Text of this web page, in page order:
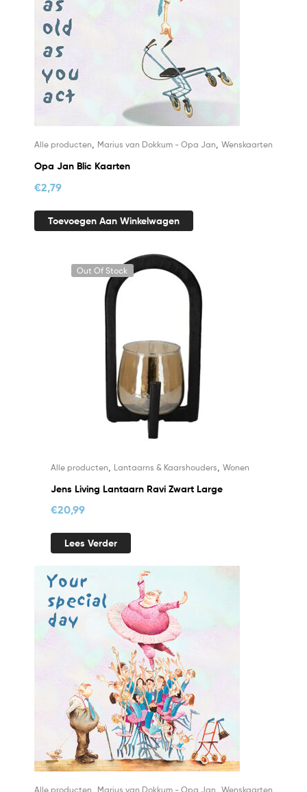
Alle producten, Marius van Dokkum - Opa Jan, Wenskaarten
Opa Jan Blic Kaarten
€2,79
Toevoegen Aan Winkelwagen
Out Of Stock
Alle producten Lantaarns & Kaarshouders Wonen
Jens Living Lantaarn Ravi Zwart Large
€20,99
Lees Verder
Alle producten Marius van Dokkum - Opa Jan Wenskaarten